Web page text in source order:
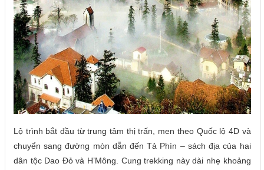
Lộ trình bắt đầu từ trung tâm thị trấn, men theo Quốc lộ 4D và
chuyển sang đường mòn dẫn đến Tả Phìn – sách địa của hai
dân tộc Dao Đỏ và H’Mông. Cung trekking này dài nhẹ khoảng